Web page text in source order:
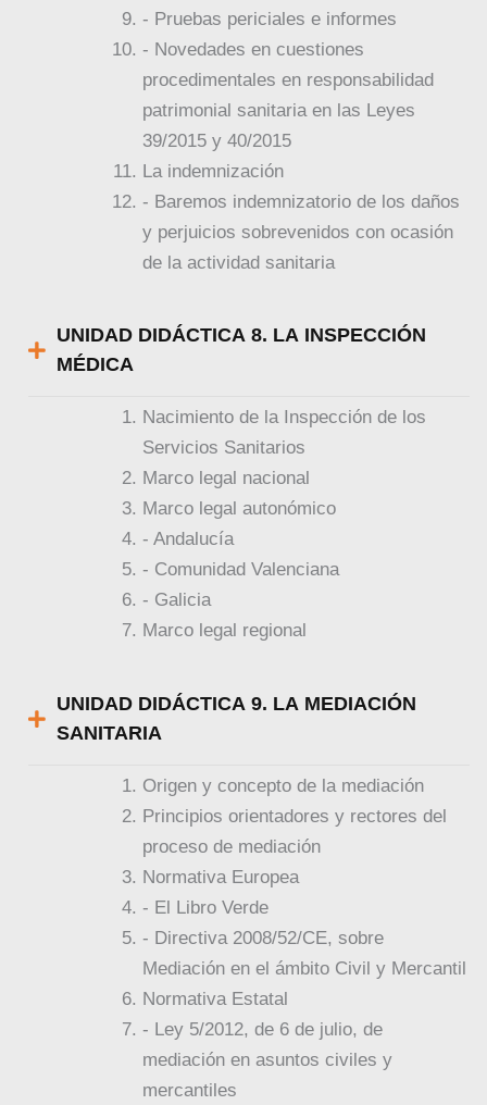
- Pruebas periciales e informes
- Novedades en cuestiones
procedimentales en responsabilidad
patrimonial sanitaria en las Leyes
39/2015 y 40/2015
La indemnización
- Baremos indemnizatorio de los daños
y perjuicios sobrevenidos con ocasión
de la actividad sanitaria
UNIDAD DIDÁCTICA 8. LA INSPECCIÓN
MÉDICA
Nacimiento de la Inspección de los
Servicios Sanitarios
Marco legal nacional
Marco legal autonómico
- Andalucía
- Comunidad Valenciana
- Galicia
Marco legal regional
UNIDAD DIDÁCTICA 9. LA MEDIACIÓN
SANITARIA
Origen y concepto de la mediación
Principios orientadores y rectores del
proceso de mediación
Normativa Europea
- El Libro Verde
- Directiva 2008/52/CE, sobre
Mediación en el ámbito Civil y Mercantil
Normativa Estatal
- Ley 5/2012, de 6 de julio, de
mediación en asuntos civiles y
mercantiles